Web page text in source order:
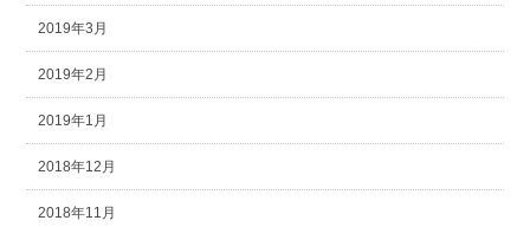
2019年3月
2019年2月
2019年1月
2018年12月
2018年11月